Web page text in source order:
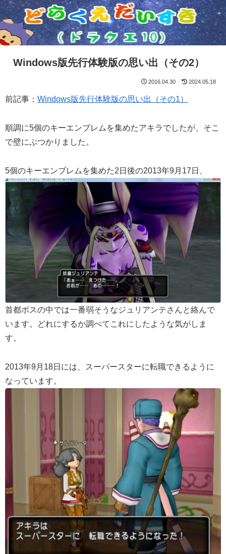
Windows版先行体験版の思い出（その2）
2016.04.30 2024.05.18
前記事： Windows版先行体験版の思い出（その1）
順調に5個のキーエンブレムを集めたアキラでしたが、そこ
で壁にぶつかりました。
5個のキーエンブレムを集めた2日後の2013年9月17日、
首都ボスの中では一番弱そうなジュリアンテさんと絡んで
います。どれにするか調べてこれにしたような気がしま
す。
2013年9月18日には、スーパースターに転職できるように
なっています。